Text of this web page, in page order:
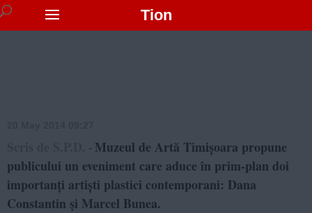
Tion
- Muzeul de Artă Timișoara propune
publicului un eveniment care aduce în prim-plan doi
importanți artiști plastici contemporani: Dana
Constantin şi Marcel Bunea.